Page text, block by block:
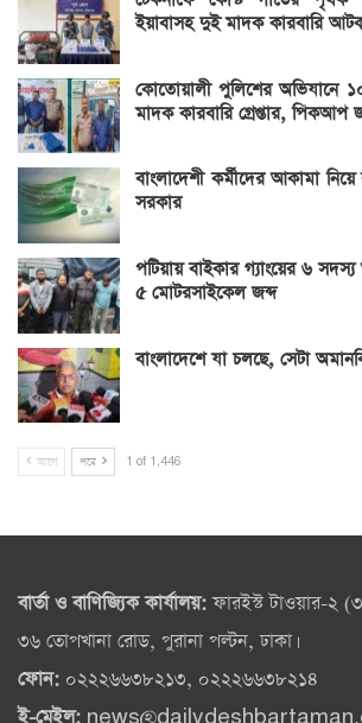
ইয়াবাসহ দুই মাদক কারবারি
কোতোয়ালী পুলিশের অভিযানে
মাদক কারবারি গ্রেপ্তার, পিকআপ
বাংলাদেশী কর্মীদের আকামা
সরকার
পটিয়ায় বাইকার গ্যাংয়ের ৬
৫ মোটরসাইকেল জব্দ
বাংলাদেশে যা চলছে, সেটা
আগে পরে 1 of 1,446
বার্তা ও বাণিজ্যিক কার্যালয়:ফারইস্ট টাওয়ার-২
৩৬ তোপখানা রোড, পুরানা পল্টন, ঢাকা।
ফোন: ০২২২৬৬৩৮২১৩, ০২২২৬৬৩৮২১৪